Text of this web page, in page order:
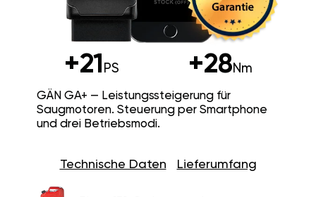
+21 PS +28Nm
GÄN GA+ — Leistungssteigerung für
Saugmotoren. Steuerung per Smartphone
und drei Betriebsmodi.
Technische Daten Lieferumfang